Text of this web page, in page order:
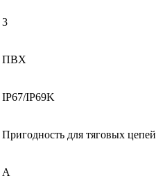
3
ПВХ
IP67/IP69K
Пригодность для тяговых цепей
A